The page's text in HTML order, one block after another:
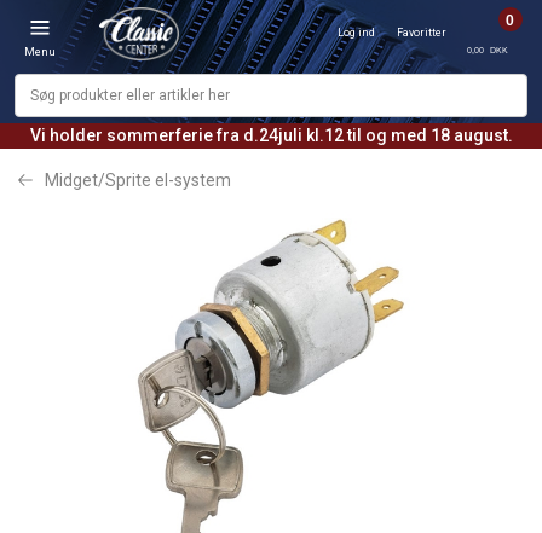
Vi holder sommerferie fra d.24juli kl.12 til og med 18 august.
Menu
Log ind Favoritter
0
0,00 DKK
Midget/Sprite el-system